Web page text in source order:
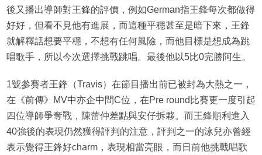
後又播出導師對王鋒的評價，例如German指王鋒每次都做得
好好，但看不見他有進展，而這種平穩甚至是暗下來，王鋒
就解釋話想要平穩，不想有任何風險，而他目標是想成為跳
唱歌手，所以今次選擇挑戰跳唱。最後他以5比0完勝阿生。
1號參賽者王鋒（Travis）在節目播出前已被封為大熱之一，
在《前傳》MV中亦企中間C位，在Pre round比賽更一度引起
四位導師爭奪戰，陳蕾仲差點與安仔拆夥。而王鋒順利進入
40強後的表現仍然獲得評判的注意，評判之一的泳兒亦曾經
表示覺得王鋒好charm，表現相當亮眼，而日前他挑戰唱歌